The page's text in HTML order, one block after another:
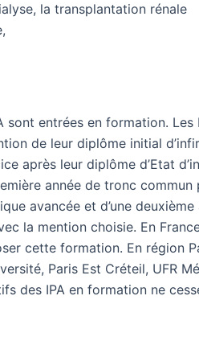
la transplantation rénale
sont entrées en formation. Les
de leur diplôme initial
après leur diplôme d’Etat
année de tronc
avancée et d’une deuxième
la mention choisie. En
cette formation. En région
Paris Est Créteil, UFR
des IPA en formation ne